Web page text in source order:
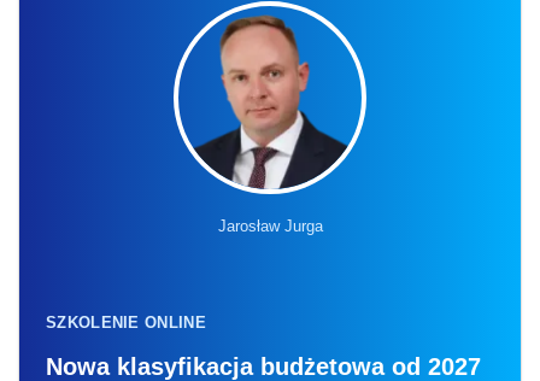
Jarosław Jurga
SZKOLENIE ONLINE
Nowa klasyfikacja budżetowa od 2027